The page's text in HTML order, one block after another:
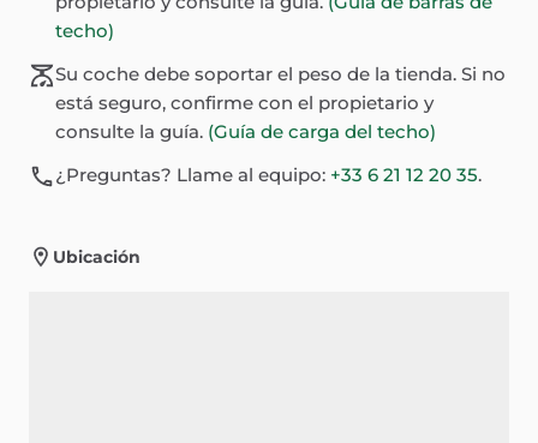
techo)
Su coche debe soportar el peso de la tienda. Si no
está seguro, confirme con el propietario y
consulte la guía. (Guía de carga del techo)
¿Preguntas? Llame al equipo: +33 6 21 12 20 35.
Ubicación